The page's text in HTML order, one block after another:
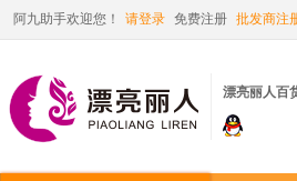
阿九助手欢迎您！ 请登录 免费注册 批发商注
漂亮丽人百